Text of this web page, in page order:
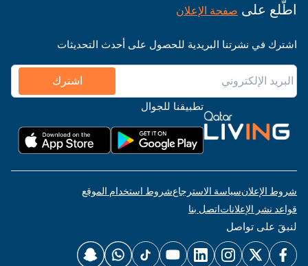
اطّلع على صفحة الإعلان
اشترك في نشرتنا البريدية للحصول على أحدث التحديثات
اشترك
تطبيقنا للجوال
شروط الإعلانسياسة الاسترجاعشروط استخدام الموقع
قواعد نشر الإعلاناتاتصل بنا
لنبقَ على تواصل